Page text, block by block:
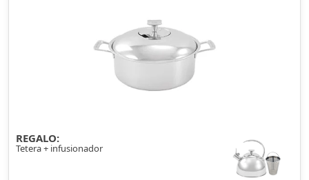
REGALO:
Tetera + infusionador